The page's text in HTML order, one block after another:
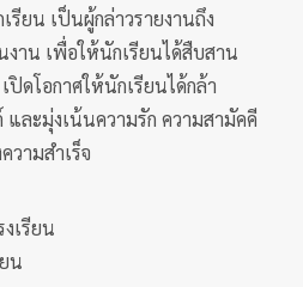
รียน เป็นผู้กล่าวรายงานถึง
งาน เพื่อให้นักเรียนได้สืบสาน
ดโอกาศให้นักเรียนได้กล้า
และมุ่งเน้นความรัก ความสามัคคี
ามสำเร็จ
เรียน
น